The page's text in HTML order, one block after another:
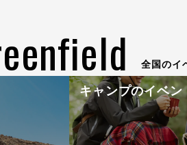
全国のイ
キャンプのイベン